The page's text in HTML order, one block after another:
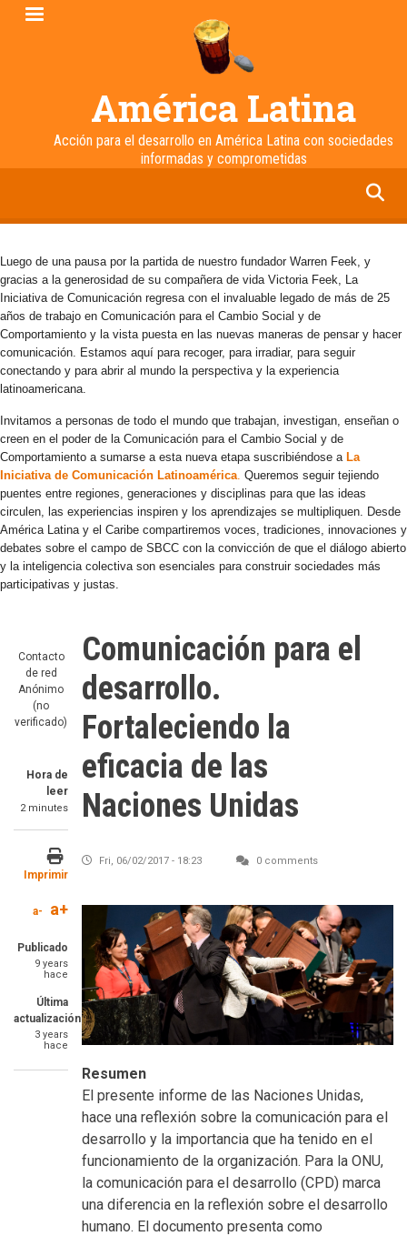
Pasar
América Latina
Acción para el desarrollo en América Latina con sociedades
informadas y comprometidas
Luego de una pausa por la partida de nuestro fundador Warren Feek, y
gracias a la generosidad de su compañera de vida Victoria Feek, La
Iniciativa de Comunicación regresa con el invaluable legado de más de 25
años de trabajo en Comunicación para el Cambio Social y de
Comportamiento y la vista puesta en las nuevas maneras de pensar y hacer
comunicación. Estamos aquí para recoger, para irradiar, para seguir
conectando y para abrir al mundo la perspectiva y la experiencia
latinoamericana.
Invitamos a personas de todo el mundo que trabajan, investigan, enseñan o
creen en el poder de la Comunicación para el Cambio Social y de
Comportamiento a sumarse a esta nueva etapa suscribiéndose a La
Iniciativa de Comunicación Latinoamérica. Queremos seguir tejiendo
puentes entre regiones, generaciones y disciplinas para que las ideas
circulen, las experiencias inspiren y los aprendizajes se multipliquen. Desde
América Latina y el Caribe compartiremos voces, tradiciones, innovaciones y
debates sobre el campo de SBCC con la convicción de que el diálogo abierto
y la inteligencia colectiva son esenciales para construir sociedades más
participativas y justas.
Contacto
de red
Anónimo
(no
verificado)
Hora de
leer
2 minutes
Imprimir
a- a+
Publicado
9 years
hace
Última
actualización
3 years
hace
Comunicación para el
desarrollo.
Fortaleciendo la
eficacia de las
Naciones Unidas
Fri, 06/02/2017 - 18:23 0 comments
Resumen
El presente informe de las Naciones Unidas,
hace una reflexión sobre la comunicación para el
desarrollo y la importancia que ha tenido en el
funcionamiento de la organización. Para la ONU,
la comunicación para el desarrollo (CPD) marca
una diferencia en la reflexión sobre el desarrollo
humano. El documento presenta como